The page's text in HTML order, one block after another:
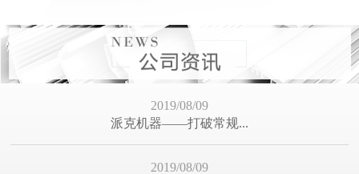
2019/04/04
感谢“苏明玉”为行业...
2019/03/06
派克机器迎来春季好势...